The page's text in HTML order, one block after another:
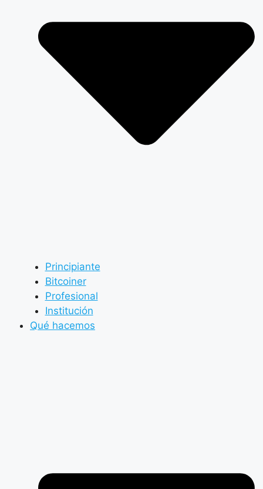
Principiante
Bitcoiner
Profesional
Institución
Qué hacemos